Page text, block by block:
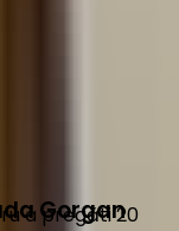
a pregăti 20
Gorgan